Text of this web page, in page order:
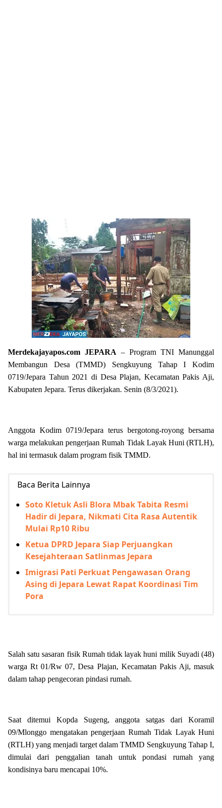
Merdekajayapos.com JEPARA – Program TNI Manunggal
Membangun Desa (TMMD) Sengkuyung Tahap I Kodim
0719/Jepara Tahun 2021 di Desa Plajan, Kecamatan Pakis Aji,
Kabupaten Jepara. Terus dikerjakan. Senin (8/3/2021).
Anggota Kodim 0719/Jepara terus bergotong-royong bersama
warga melakukan pengerjaan Rumah Tidak Layak Huni (RTLH),
hal ini termasuk dalam program fisik TMMD.
Baca Berita Lainnya
Soto Kletuk Asli Blora Mbak Tabita Resmi
Hadir di Jepara, Nikmati Cita Rasa Autentik
Mulai Rp10 Ribu
Ketua DPRD Jepara Siap Perjuangkan
Kesejahteraan Satlinmas Jepara
Imigrasi Pati Perkuat Pengawasan Orang
Asing di Jepara Lewat Rapat Koordinasi Tim
Pora
Salah satu sasaran fisik Rumah tidak layak huni milik Suyadi (48)
warga Rt 01/Rw 07, Desa Plajan, Kecamatan Pakis Aji, masuk
dalam tahap pengecoran pindasi rumah.
Saat ditemui Kopda Sugeng, anggota satgas dari Koramil
09/Mlonggo mengatakan pengerjaan Rumah Tidak Layak Huni
(RTLH) yang menjadi target dalam TMMD Sengkuyung Tahap I,
dimulai dari penggalian tanah untuk pondasi rumah yang
kondisinya baru mencapai 10%.